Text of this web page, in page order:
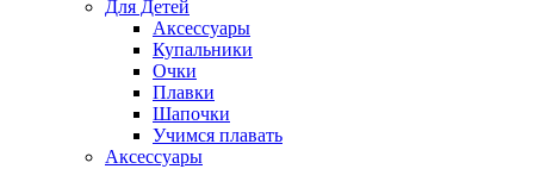
Для Детей
Аксессуары
Купальники
Очки
Плавки
Шапочки
Учимся плавать
Аксессуары